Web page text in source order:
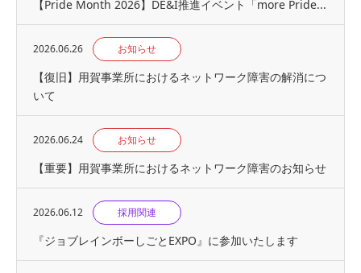
【Pride Month 2026】DE&I推進イベント「more Pride...
2026.06.26 お知らせ
【復旧】用賀事業所におけるネットワーク障害の解消につ
いて
2026.06.24 お知らせ
【重要】用賀事業所におけるネットワーク障害のお知らせ
2026.06.12 採用関連
『ジョブレインボーしごとEXPO』に参加いたします